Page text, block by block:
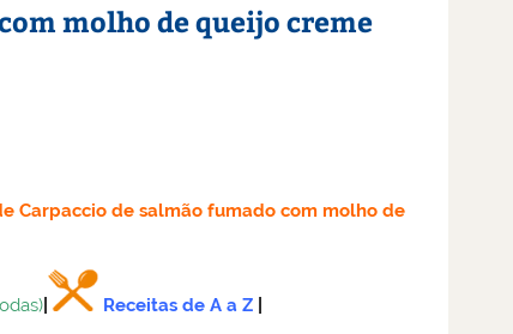
molho de queijo creme
Carpaccio de salmão fumado com molho de
| Receitas de A a Z